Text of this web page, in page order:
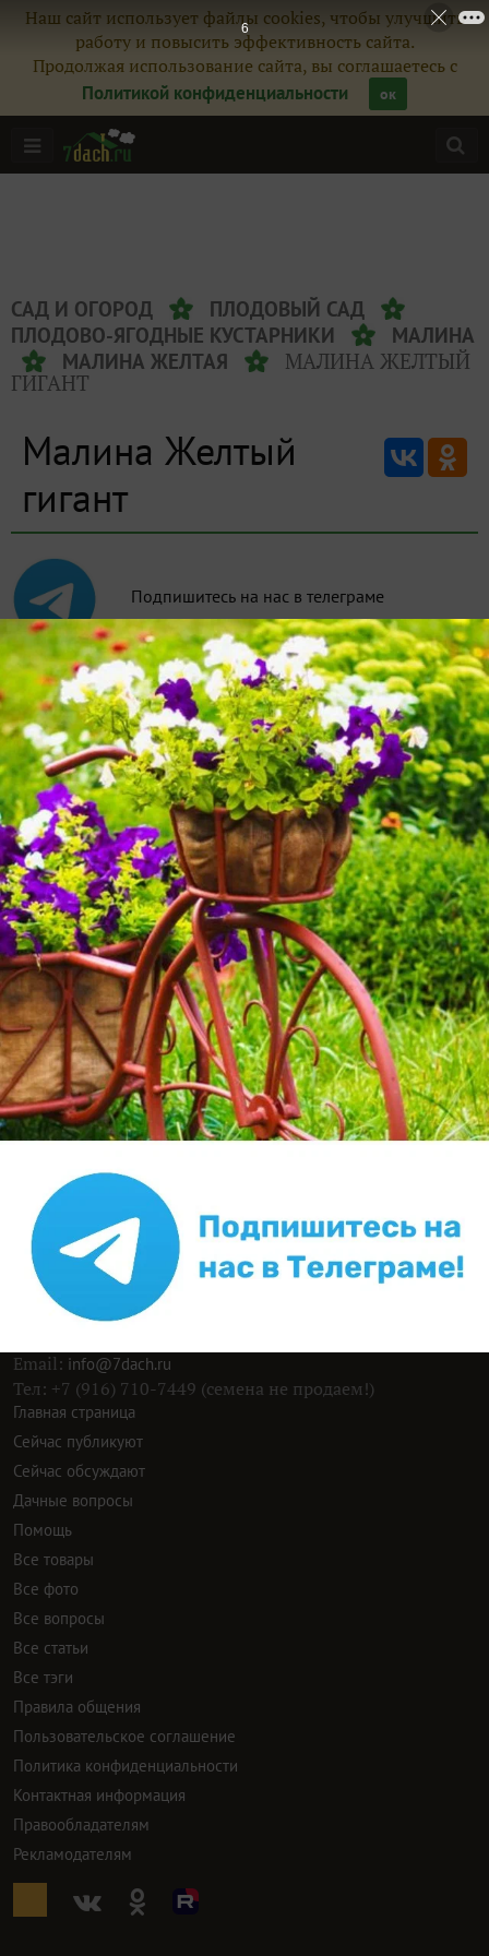
Наш сайт использует файлы cookies, чтобы улучшить
работу и повысить эффективность сайта.
Продолжая использование сайта, вы соглашаетесь с
Политикой конфиденциальности
ок
САД И ОГОРОД
ПЛОДОВЫЙ САД
ПЛОДОВО-ЯГОДНЫЕ КУСТАРНИКИ
МАЛИНА
МАЛИНА ЖЕЛТАЯ
МАЛИНА ЖЕЛТЫЙ
ГИГАНТ
Малина Желтый
гигант
Подпишитесь на нас в телеграме
1 запись,4 фото
лучшие
новые сейчас обсуждают
Eleko 25 мая 2021, 17:38
10 лучших сортов малины, которые
рекомендуют дачники
Часто ли вам приходилось ошибаться при выборе
сорта? Бывает, по прочтении описания в каталоге
кажется, что именно эта малина будет самой лучшей
для сада с точки зрения и ухода, и урожайности, и
качества ягод. Но когда посадили саженец и
собрали...
Попробуйте искать материалы нашего клуба с
помощью Яндекс.Поиск!
ИНН: 9715003782 КПП: 771501001 ОГРН:
Email: info@7dach.ru
Тел: +7 (916) 710-7449 (семена не продаем!)
Главная страница
Сейчас публикуют
Сейчас обсуждают
Дачные вопросы
Помощь
Все товары
Все фото
Все вопросы
Все статьи
Все тэги
Правила общения
Пользовательское соглашение
Политика конфиденциальности
Контактная информация
Правообладателям
Рекламодателям
6